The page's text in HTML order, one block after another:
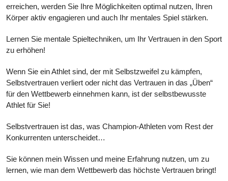
erreichen, werden Sie Ihre Möglichkeiten optimal nutzen, Ihren
Körper aktiv engagieren und auch Ihr mentales Spiel stärken.
Lernen Sie mentale Spieltechniken, um Ihr Vertrauen in den Sport
zu erhöhen!
Wenn Sie ein Athlet sind, der mit Selbstzweifel zu kämpfen,
Selbstvertrauen verliert oder nicht das Vertrauen in das „Üben“
für den Wettbewerb einnehmen kann, ist der selbstbewusste
Athlet für Sie!
Selbstvertrauen ist das, was Champion-Athleten vom Rest der
Konkurrenten unterscheidet…
Sie können mein Wissen und meine Erfahrung nutzen, um zu
lernen, wie man dem Wettbewerb das höchste Vertrauen bringt!